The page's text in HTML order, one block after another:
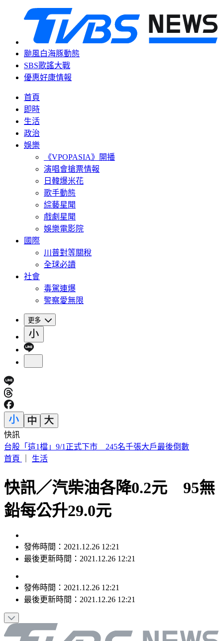
颱風白海豚動態
SBS歌謠大戰
優惠好康情報
首頁
即時
生活
政治
娛樂
《VPOPASIA》開播
演唱會搶票情報
日韓爆米花
歌手動態
綜藝星聞
戲劇星聞
娛樂電影院
國際
川普對等關稅
全球必讀
社會
毒駕連爆
警察愛無限
更多
快訊
要助理颱風天「肉身護植栽」 愛莉莎莎挨轟無奈曝原因
首頁
生活
快訊／汽柴油各降0.2元 95無
鉛每公升29.0元
發佈時間：2021.12.26 12:21
最後更新時間：2021.12.26 12:21
發佈時間： 2021.12.26 12:21
最後更新時間： 2021.12.26 12:21